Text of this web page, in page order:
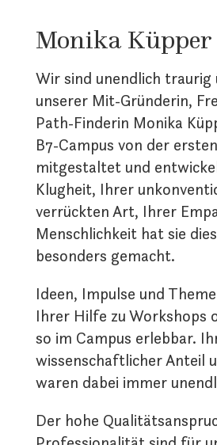
Monika Küpper
Wir sind unendlich traurig
unserer Mit-Gründerin,
Path-Finderin Monika
B7-Campus von der
mitgestaltet und
Klugheit, Ihrer
verrückten Art, Ihrer
Menschlichkeit hat sie
besonders gemacht.
Ideen, Impulse und
Ihrer Hilfe zu Workshops
so im Campus erlebbar.
wissenschaftlicher Anteil
waren dabei immer
Der hohe